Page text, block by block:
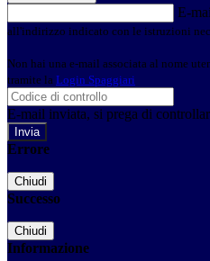
E-
all'indirizzo indicato con le istruzioni
Non hai una e-mail associata al nome
tramite la Login Spaggiari
E-mail inviata, si prega di
Errore
Chiudi
Successo
Chiudi
Informazione